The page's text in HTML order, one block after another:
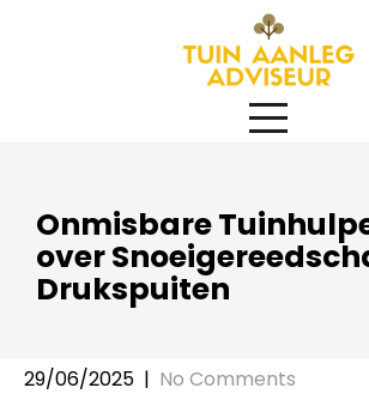
Onmisbare
over
Drukspuiten
29/06/2025 | No Comments